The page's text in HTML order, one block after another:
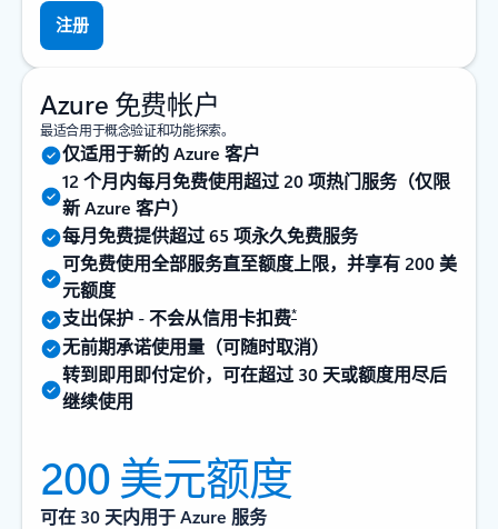
注册
Azure 免费帐户
最适合用于概念验证和功能探索。
仅适用于新的 Azure 客户
12 个月内每月免费使用超过 20 项热门服务（仅限
新 Azure 客户）
每月免费提供超过 65 项永久免费服务
可免费使用全部服务直至额度上限，并享有 200 美
元额度
支出保护 - 不会从信用卡扣费*
无前期承诺使用量（可随时取消）
转到即用即付定价，可在超过 30 天或额度用尽后
继续使用
200 美元额度
可在 30 天内用于 Azure 服务